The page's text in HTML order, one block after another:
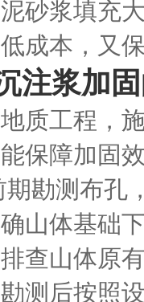
砂浆填充
成本，又
注浆加
质工程，
保障加固
勘测布孔
山体基础
查山体原
测后按照